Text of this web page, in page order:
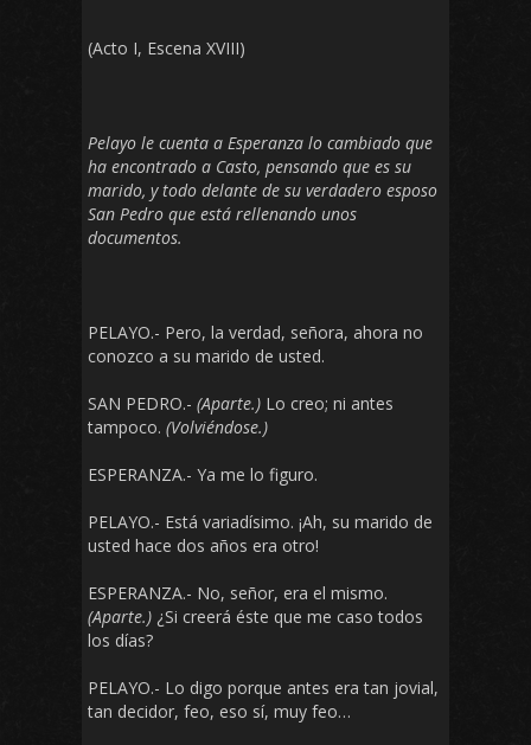
(Acto I, Escena XVIII)
Pelayo le cuenta a Esperanza lo cambiado que
ha encontrado a Casto, pensando que es su
marido, y todo delante de su verdadero esposo
San Pedro que está rellenando unos
documentos.
PELAYO.- Pero, la verdad, señora, ahora no
conozco a su marido de usted.
SAN PEDRO.- (Aparte.) Lo creo; ni antes
tampoco. (Volviéndose.)
ESPERANZA.- Ya me lo figuro.
PELAYO.- Está variadísimo. ¡Ah, su marido de
usted hace dos años era otro!
ESPERANZA.- No, señor, era el mismo.
(Aparte.) ¿Si creerá éste que me caso todos
los días?
PELAYO.- Lo digo porque antes era tan jovial,
tan decidor, feo, eso sí, muy feo…